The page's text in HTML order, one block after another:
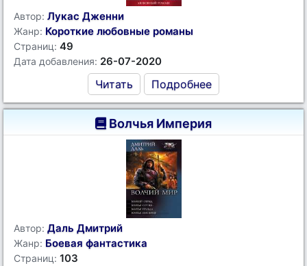
Автор: Лукас Дженни
Жанр: Короткие любовные романы
Страниц: 49
Дата добавления: 26-07-2020
Читать Подробнее
Волчья Империя
Автор: Даль Дмитрий
Жанр: Боевая фантастика
Страниц: 103